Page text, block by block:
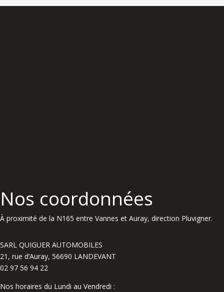
Nos coordonnées
À proximité de la N165 entre Vannes et Auray, direction Pluvigner.
SARL QUIGUER AUTOMOBILES
21, rue d’Auray, 56690 LANDEVANT
02 97 56 94 22
Nos horaires du Lundi au Vendredi :